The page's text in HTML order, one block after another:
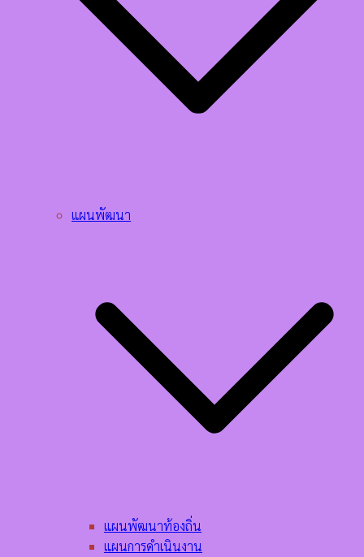
แผนพัฒนา
แผนพัฒนาท้องถิ่น
แผนการดำเนินงาน